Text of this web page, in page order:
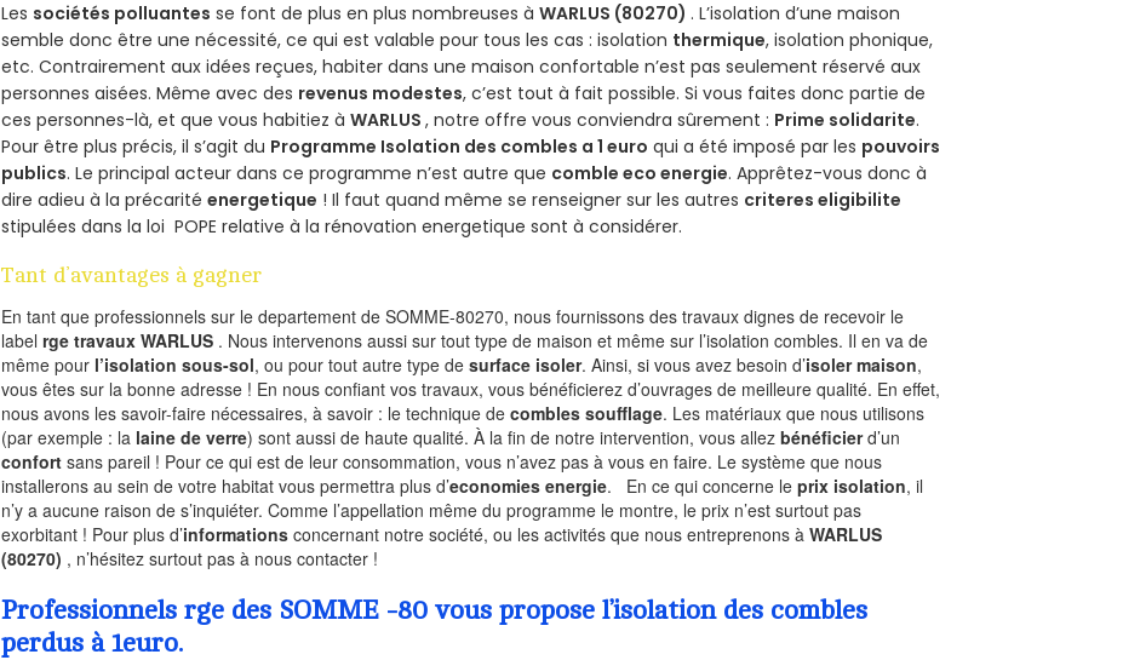
Les sociétés polluantes se font de plus en plus nombreuses àWARLUS (80270) . L’isolation d’une maison
semble donc être une nécessité, ce qui est valable pour tous les cas : isolation thermique, isolation phonique,
etc. Contrairement aux idées reçues, habiter dans une maison confortable n’est pas seulement réservé aux
personnes aisées. Même avec des revenus modestes, c’est tout à fait possible. Si vous faites donc partie de
ces personnes-là, et que vous habitiez àWARLUS, notre offre vous conviendra sûrement : Prime solidarite.
Pour être plus précis, il s’agit du Programme Isolation des combles a 1 euro qui a été imposé par les pouvoirs
publics. Le principal acteur dans ce programme n’est autre que comble eco energie. Apprêtez-vous donc à
dire adieu à la précaritéenergetique ! Il faut quand même se renseigner sur les autres criteres eligibilite
stipulées dans la loi POPE relative à la rénovation energetique sont à considérer.
Tant d’avantages à gagner
En tant que professionnels sur le departement de SOMME-80270, nous fournissons des travaux dignes de recevoir le
labelrge travaux WARLUS . Nous intervenons aussi sur tout type de maison et même sur l’isolation combles. Il en va de
même pour l’isolation sous-sol, ou pour tout autre type desurface isoler. Ainsi, si vous avez besoin d’isoler maison,
vous êtes sur la bonne adresse ! En nous confiant vos travaux, vous bénéficierez d’ouvrages de meilleure qualité. En effet,
nous avons les savoir-faire nécessaires, à savoir : le technique decombles soufflage. Les matériaux que nous utilisons
(par exemple : la laine de verre) sont aussi de haute qualité. À la fin de notre intervention, vous allezbénéficierd’un
confort sans pareil ! Pour ce qui est de leur consommation, vous n’avez pas à vous en faire. Le système que nous
installerons au sein de votre habitat vous permettra plus d’economies energie. En ce qui concerne leprix isolation, il
n’y a aucune raison de s’inquiéter. Comme l’appellation même du programme le montre, le prix n’est surtout pas
exorbitant ! Pour plus d’informations concernant notre société, ou les activités que nous entreprenons àWARLUS
(80270) , n’hésitez surtout pas à nous contacter !
Professionnels rge des SOMME -80 vous propose l’isolation des combles
perdus à 1euro.